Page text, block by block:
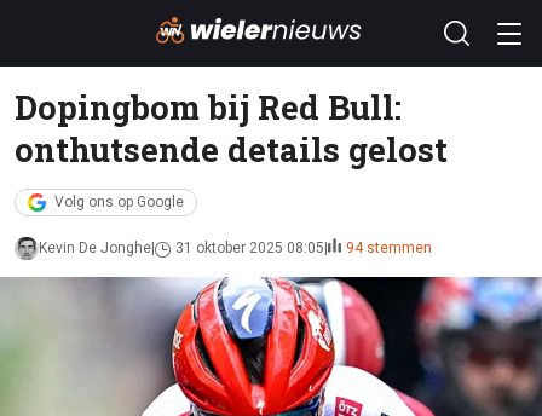
Dopingbom bij Red Bull:
onthutsende details gelost
Volg ons op Google
Kevin De Jonghe 31 oktober 2025 08:05 94 stemmen